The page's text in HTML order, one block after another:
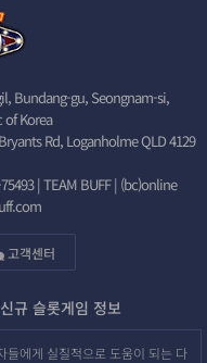
Bundang-gu, Seongnam-si,
of Korea
Rd, Loganholme QLD 4129
| TEAM BUFF | (bc)online
고객센터
규 슬롯게임 정보
들에게 실질적으로 도움이 되는 다